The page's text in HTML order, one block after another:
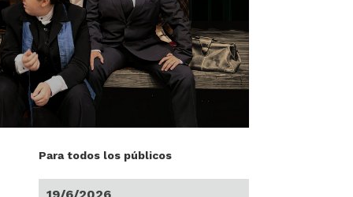
Para todos los públicos